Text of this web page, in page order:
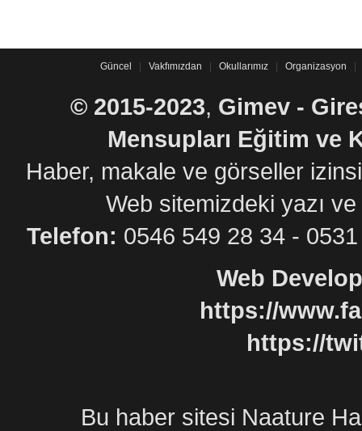
Güncel Vakfımızdan Okullarımız Organizasyon
© 2015-2023, Gimev -
Mensupları Eğitim ve
Haber, makale ve görseller
Web sitemizdeki yazı
Telefon: 0546 549 28 34 -
Web
https://
https://
Bu haber sitesi Naature